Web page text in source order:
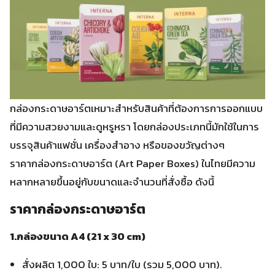
กล่องกระดาษอาร์ตเหมาะสำหรับสินค้าที่ต้องการการออกแบบ
ที่มีความสวยงามและดูหรูหรา โดยกล่องประเภทนี้มักใช้ในการ
บรรจุสินค้าแฟชั่น เครื่องสำอาง หรือของขวัญต่างๆ
ราคากล่องกระดาษอาร์ต (Art Paper Boxes) ในไทยมีความ
หลากหลายขึ้นอยู่กับขนาดและจำนวนที่สั่งซื้อ ดังนี้
ราคากล่องกระดาษอาร์ต
1.กล่องขนาด A4 (21 x 30 cm)
สั่งผลิต 1,000 ใบ: 5 บาท/ใบ (รวม 5,000 บาท).